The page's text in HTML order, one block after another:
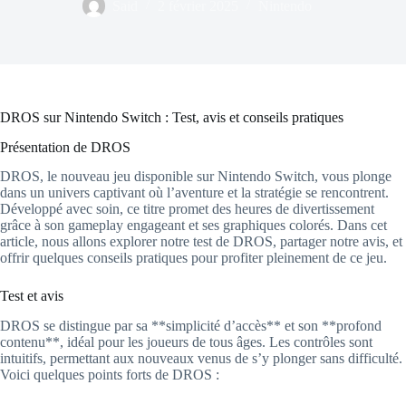
DROS sur Nintendo Switch : Test, avis et conseils pratiques
Présentation de DROS
DROS, le nouveau jeu disponible sur Nintendo Switch, vous plonge
dans un univers captivant où l’aventure et la stratégie se rencontrent.
Développé avec soin, ce titre promet des heures de divertissement
grâce à son gameplay engageant et ses graphiques colorés. Dans cet
article, nous allons explorer notre test de DROS, partager notre avis, et
offrir quelques conseils pratiques pour profiter pleinement de ce jeu.
Test et avis
DROS se distingue par sa **simplicité d’accès** et son **profond
contenu**, idéal pour les joueurs de tous âges. Les contrôles sont
intuitifs, permettant aux nouveaux venus de s’y plonger sans difficulté.
Voici quelques points forts de DROS :